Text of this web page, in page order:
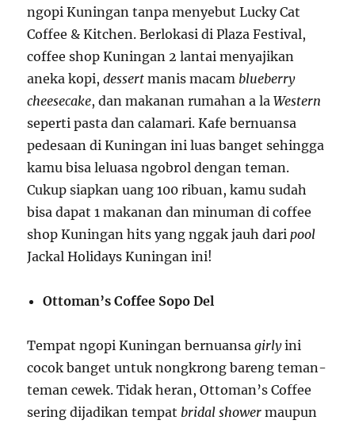
ngopi Kuningan tanpa menyebut Lucky Cat
Coffee & Kitchen. Berlokasi di Plaza Festival,
coffee shop Kuningan 2 lantai menyajikan
aneka kopi,dessert manis macam blueberry
cheesecake, dan makanan rumahan a laWestern
seperti pasta dan calamari. Kafe bernuansa
pedesaan di Kuningan ini luas banget sehingga
kamu bisa leluasa ngobrol dengan teman.
Cukup siapkan uang 100 ribuan, kamu sudah
bisa dapat 1 makanan dan minuman di coffee
shop Kuningan hits yang nggak jauh daripool
Jackal Holidays Kuningan ini!
Ottoman’s Coffee Sopo Del
Tempat ngopi Kuningan bernuansagirlyini
cocok banget untuk nongkrong bareng teman-
teman cewek. Tidak heran, Ottoman’s Coffee
sering dijadikan tempat bridal showermaupun